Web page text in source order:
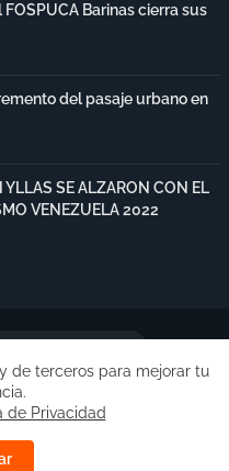
Barinas cierra sus
del pasaje urbano en
YLLAS SE ALZARON CON EL
VENEZUELA 2022
| Desarrollado por
de terceros para mejorar tu
de Privacidad